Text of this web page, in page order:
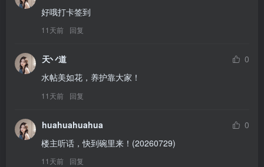
好哦打卡签到
11天前 回复
天丷道
0
水帖美如花，养护靠大家！
11天前 回复
huahuahuahua
0
楼主听话，快到碗里来！(20260729)
11天前 回复